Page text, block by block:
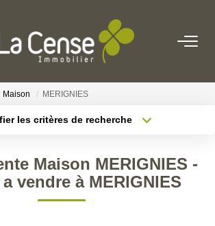
Maison MERIGNIES
les critères de recherche
Surface min
Maison MERIGNIES -
vendre à MERIGNIES